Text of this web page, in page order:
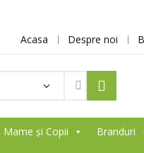
Acasa
Despre noi
Mame și Copii Branduri